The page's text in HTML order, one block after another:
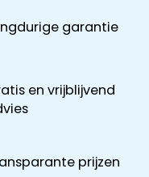
garantie
en vrijblijvend
prijzen